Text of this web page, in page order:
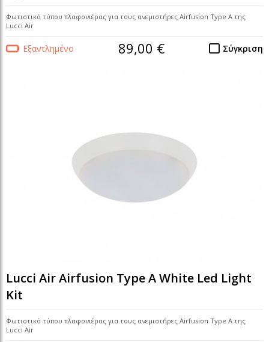
Φωτιστικό τύπου πλαφονιέρας για τους ανεμιστήρες Airfusion Type A της
Lucci Air
Εξαντλημένο Σύγκριση
89,00 €
Lucci Air Airfusion Type A White Led Light
Kit
Φωτιστικό τύπου πλαφονιέρας για τους ανεμιστήρες Airfusion Type A της
Lucci Air